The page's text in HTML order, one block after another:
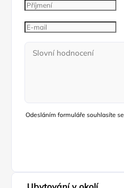
Odesláním formuláře souhlasíte se